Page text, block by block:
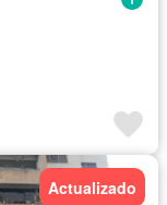
Actualizado